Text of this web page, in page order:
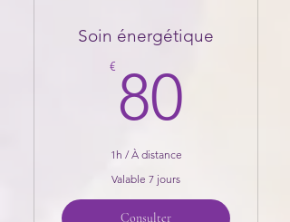
Soin énergétique
€ 80
1h / À distance
Valable 7 jours
Consulter